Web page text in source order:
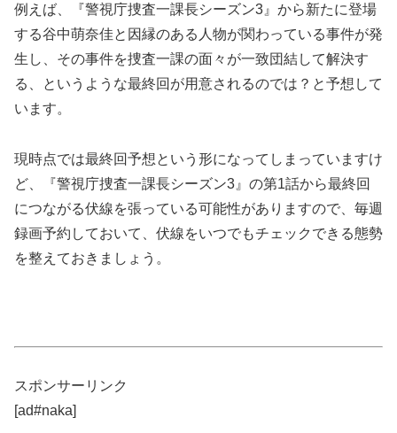
例えば、『警視庁捜査一課長シーズン3』から新たに登場
する谷中萌奈佳と因縁のある人物が関わっている事件が発
生し、その事件を捜査一課の面々が一致団結して解決す
る、というような最終回が用意されるのでは？と予想して
います。
現時点では最終回予想という形になってしまっていますけ
ど、『警視庁捜査一課長シーズン3』の第1話から最終回
につながる伏線を張っている可能性がありますので、毎週
録画予約しておいて、伏線をいつでもチェックできる態勢
を整えておきましょう。
スポンサーリンク
[ad#naka]